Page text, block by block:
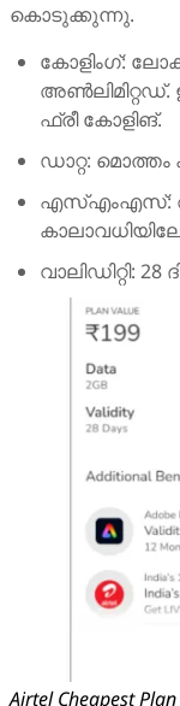
കൊടുക്കുന്നു.
കോളിംഗ്:
അൺലിമിറ്റഡ്.
ഫ്രീ കോളിങ്.
ഡാറ്റ: മൊത്തം
എസ്എംഎസ്:
വാലിഡിറ്റി: 28
Airtel Cheapest